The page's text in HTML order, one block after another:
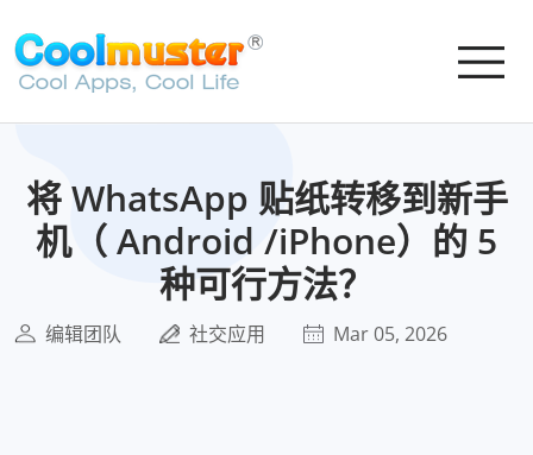
将 WhatsApp 贴纸转移到新手
机（ Android /iPhone）的 5
种可行方法？
编辑团队 社交应用 Mar 05, 2026